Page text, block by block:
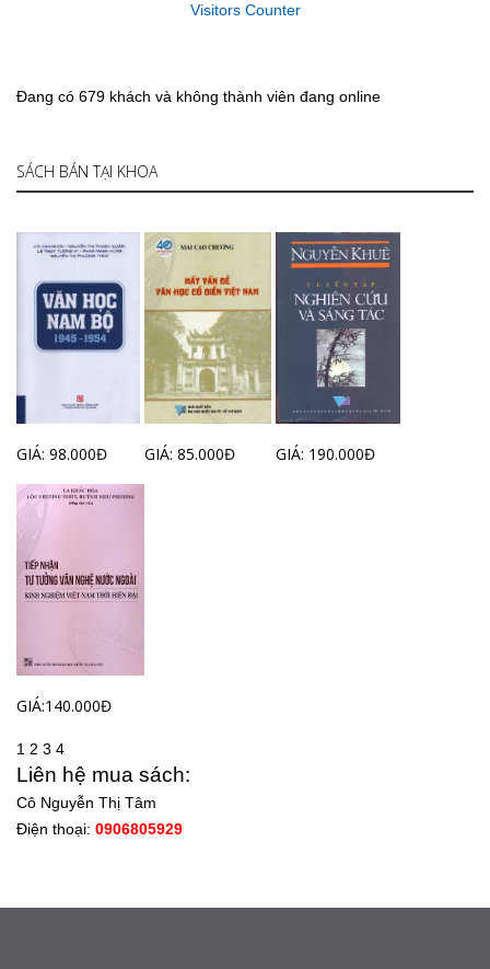
Visitors Counter
Đang có 679 khách và không thành viên đang online
SÁCH BÁN TẠI KHOA
GIÁ: 98.000Đ GIÁ: 85.000Đ GIÁ: 190.000Đ
GIÁ:140.000Đ
1 2 3 4
Liên hệ mua sách:
Cô Nguyễn Thị Tâm
Điện thoại: 0906805929